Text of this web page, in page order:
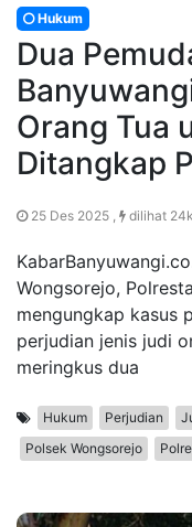
Hukum
Dua
Orang Tua
Ditangkap
25 Des 2025 , dilihat 24k
Wongsorejo,
mengungkap kasus
perjudian jenis judi
meringkus dua
Hukum Perjudian
Polsek Wongsorejo